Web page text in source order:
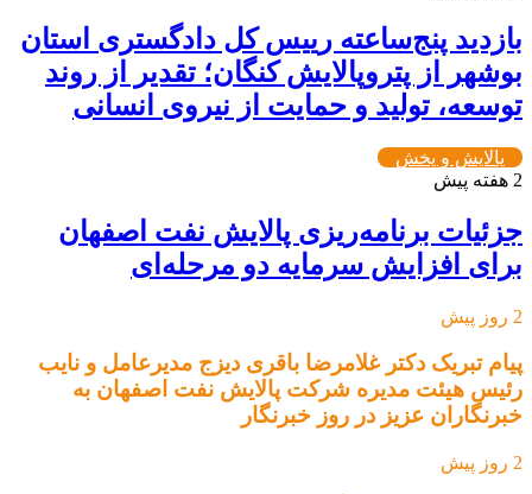
بازدید پنج‌ساعته رییس کل دادگستری استان
بوشهر از پتروپالایش کنگان؛ تقدیر از روند
توسعه، تولید و حمایت از نیروی انسانی
پالایش و پخش
2 هفته پیش
جزئیات برنامه‌ریزی پالایش نفت اصفهان
برای افزایش سرمایه دو مرحله‌ای
2 روز پیش
پیام تبریک دکتر غلامرضا باقری دیزج مدیرعامل و نایب
رئیس هیئت مدیره شرکت پالایش نفت اصفهان به
خبرنگاران عزیز در روز خبرنگار
2 روز پیش